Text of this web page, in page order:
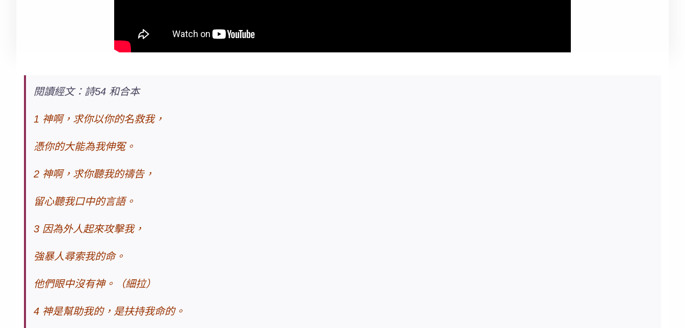
閱讀經文：詩54 和合本
1 神啊，求你以你的名救我，
憑你的大能為我伸冤。
2 神啊，求你聽我的禱告，
留心聽我口中的言語。
3 因為外人起來攻擊我，
強暴人尋索我的命。
他們眼中沒有神。（細拉）
4 神是幫助我的，是扶持我命的。